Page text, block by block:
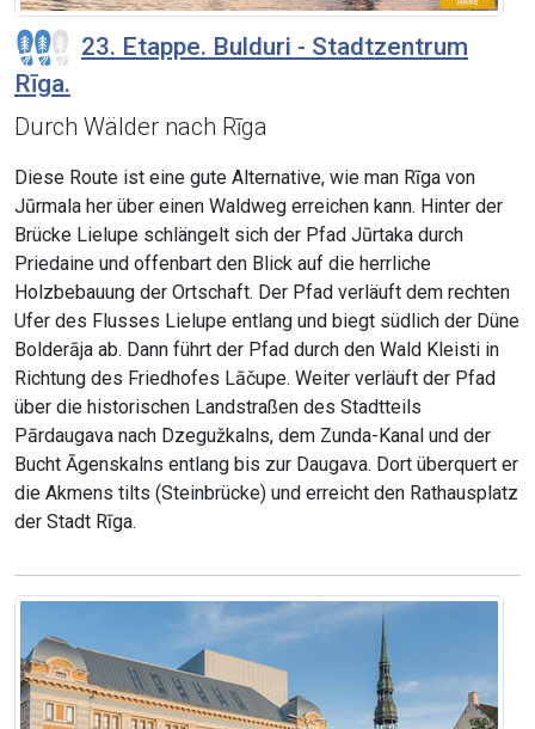
23. Etappe. Bulduri - Stadtzentrum
Rīga.
Durch Wälder nach Rīga
Diese Route ist eine gute Alternative, wie man Rīga von
Jūrmala her über einen Waldweg erreichen kann. Hinter der
Brücke Lielupe schlängelt sich der Pfad Jūrtaka durch
Priedaine und offenbart den Blick auf die herrliche
Holzbebauung der Ortschaft. Der Pfad verläuft dem rechten
Ufer des Flusses Lielupe entlang und biegt südlich der Düne
Bolderāja ab. Dann führt der Pfad durch den Wald Kleisti in
Richtung des Friedhofes Lāčupe. Weiter verläuft der Pfad
über die historischen Landstraßen des Stadtteils
Pārdaugava nach Dzegužkalns, dem Zunda-Kanal und der
Bucht Āgenskalns entlang bis zur Daugava. Dort überquert er
die Akmens tilts (Steinbrücke) und erreicht den Rathausplatz
der Stadt Rīga.